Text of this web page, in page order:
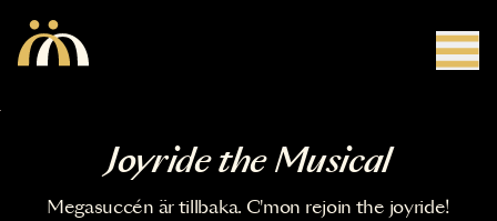
Joyride the Musical
Megasuccén är tillbaka. C'mon rejoin the joyride!